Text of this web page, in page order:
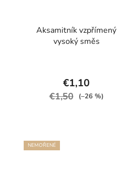
Aksamitník vzpřímený
vysoký směs
€1,10
€1,50 (–26 %)
NEMOŘENÉ